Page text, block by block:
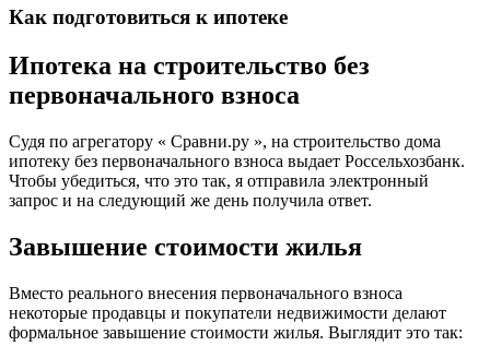
Как подготовиться к ипотеке
Ипотека на строительство без
первоначального взноса
Судя по агрегатору « Сравни.ру », на строительство дома
ипотеку без первоначального взноса выдает Россельхозбанк.
Чтобы убедиться, что это так, я отправила электронный
запрос и на следующий же день получила ответ.
Завышение стоимости жилья
Вместо реального внесения первоначального взноса
некоторые продавцы и покупатели недвижимости делают
формальное завышение стоимости жилья. Выглядит это так: